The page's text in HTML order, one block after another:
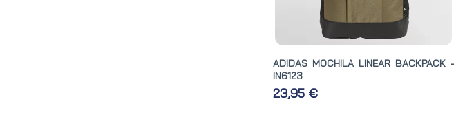
ADIDAS MOCHILA LINEAR BACKPACK -
IN6123
23,95 €